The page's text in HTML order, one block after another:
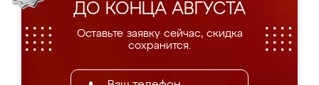
ДО КОНЦА АВГУСТА
Оставьте заявку сейчас, скидка
сохранится.